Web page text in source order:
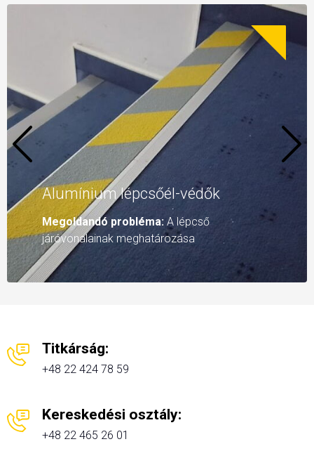
Alumínium lépcsőél-védők
Megoldandó probléma: A lépcső
járóvonalainak meghatározása
Titkárság:
+48 22 424 78 59
Kereskedési osztály:
+48 22 465 26 01